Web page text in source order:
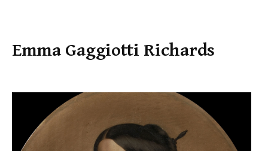
Emma Gaggiotti Richards